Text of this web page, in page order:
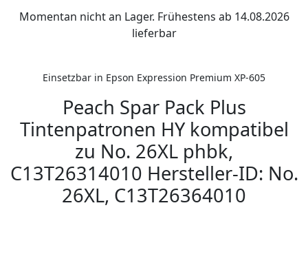
Momentan nicht an Lager. Frühestens ab 14.08.2026
lieferbar
Einsetzbar in Epson Expression Premium XP-605
Peach Spar Pack Plus
Tintenpatronen HY kompatibel
zu No. 26XL phbk,
C13T26314010 Hersteller-ID: No.
26XL, C13T26364010